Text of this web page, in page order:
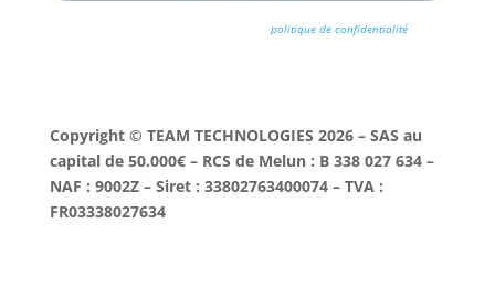
politique de confidentialitépour
plus d’informations.
Copyright © TEAM TECHNOLOGIES 2026 – SAS au
capital de 50.000€ – RCS de Melun : B 338 027 634 –
NAF : 9002Z – Siret : 33802763400074 – TVA :
FR03338027634